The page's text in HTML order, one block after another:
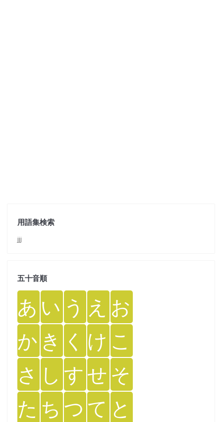
用語集検索
jjj
五十音順
あ い う え お
か き く け こ
さ し すせ そ
た ち つ て と